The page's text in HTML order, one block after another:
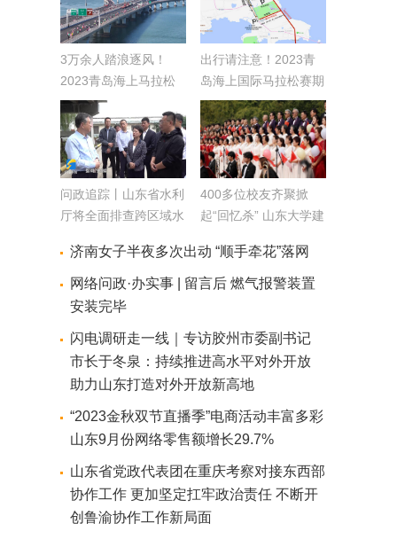
3万余人踏浪逐风！
2023青岛海上马拉松
鸣枪开跑
出行请注意！2023青
岛海上国际马拉松赛期
间 这些道路实行交通
管制
问政追踪丨山东省水利
厅将全面排查跨区域水
通过长效机制规范沟通
协调渠道
400多位校友齐聚掀
起“回忆杀” 山东大学建
幕
济南女子半夜多次出动 “顺手牵花”落网
网络问政·办实事 | 留言后 燃气报警装置
安装完毕
闪电调研走一线｜专访胶州市委副书记
市长于冬泉：持续推进高水平对外开放
助力山东打造对外开放新高地
“2023金秋双节直播季”电商活动丰富多彩
山东9月份网络零售额增长29.7%
山东省党政代表团在重庆考察对接东西部
协作工作 更加坚定扛牢政治责任 不断开
创鲁渝协作工作新局面